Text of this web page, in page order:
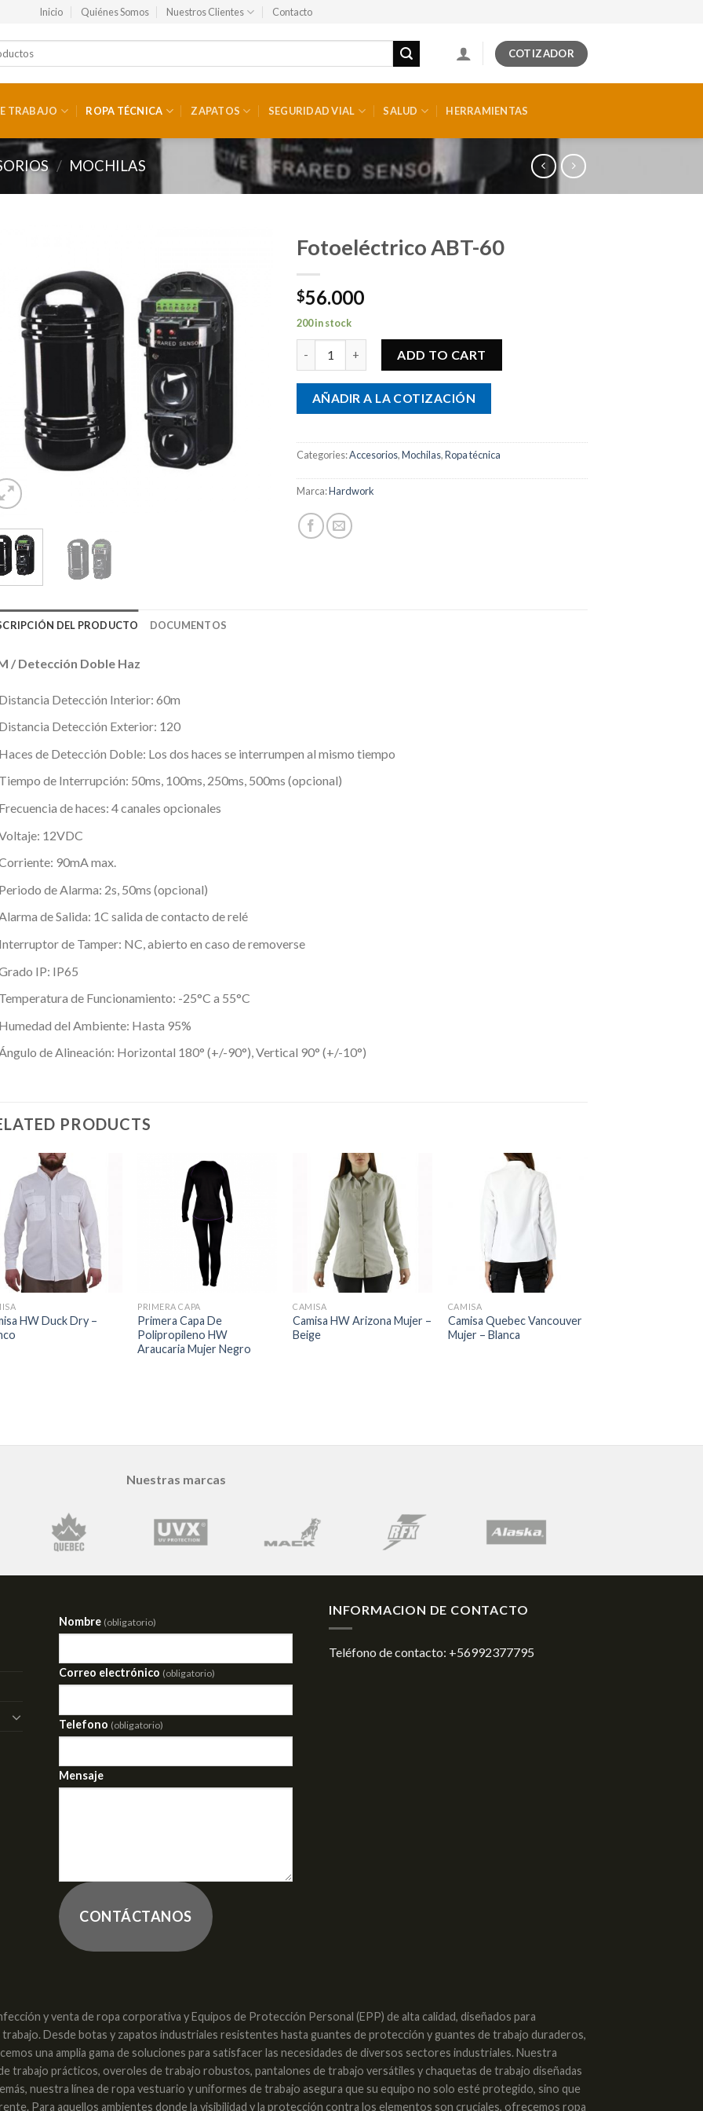
Inicio Quiénes Somos Nuestros Clientes Contacto
COTIZADOR
TRABAJO ROPA TÉCNICA ZAPATOS SEGURIDAD VIAL SALUD HERRAMIENTAS
/ MOCHILAS
Fotoeléctrico ABT-60
$56.000
200 in stock
ADD TO CART
AÑADIR A LA COTIZACIÓN
Categories:Accesorios,Mochilas,Ropa técnica
Marca:Hardwork
DEL PRODUCTO DOCUMENTOS
/ Detección Doble Haz
Distancia Detección Interior: 60m
Distancia Detección Exterior: 120
Haces de Detección Doble: Los dos haces se interrumpen al mismo tiempo
Tiempo de Interrupción: 50ms, 100ms, 250ms, 500ms (opcional)
Frecuencia de haces: 4 canales opcionales
12VDC
90mA max.
Periodo de Alarma: 2s, 50ms (opcional)
de Salida: 1C salida de contacto de relé
Interruptor de Tamper: NC, abierto en caso de removerse
IP: IP65
Temperatura de Funcionamiento: -25°C a 55°C
Humedad del Ambiente: Hasta 95%
de Alineación: Horizontal 180° (+/-90°), Vertical 90° (+/-10°)
PRODUCTS
HW Duck Dry –
PRIMERA CAPA
Primera Capa De
Polipropileno HW
Araucaria Mujer Negro
CAMISA
Camisa HW Arizona Mujer –
Beige
CAMISA
Camisa Quebec Vancouver
Mujer – Blanca
Nuestras marcas
Nombre (obligatorio)
Correo electrónico (obligatorio)
Telefono (obligatorio)
Mensaje
CONTÁCTANOS
INFORMACION DE CONTACTO
Teléfono de contacto: +56992377795
y venta de ropa corporativa y Equipos de Protección Personal (EPP) de alta calidad, diseñados para
Desde botas y zapatos industriales resistentes hasta guantes de protección y guantes de trabajo duraderos,
una amplia gama de soluciones para satisfacer las necesidades de diversos sectores industriales. Nuestra
trabajo prácticos, overoles de trabajo robustos, pantalones de trabajo versátiles y chaquetas de trabajo diseñadas
nuestra línea de ropa vestuario y uniformes de trabajo asegura que su equipo no solo esté protegido, sino que
Para aquellos ambientes donde la visibilidad y la protección contra los elementos son cruciales, ofrecemos ropa